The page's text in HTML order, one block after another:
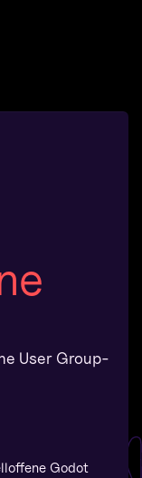
User Group-
Godot